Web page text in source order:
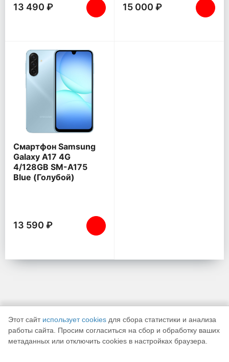
13 490 ₽ 15 000 ₽
Смартфон Samsung
Galaxy A17 4G
4/128GB SM-A175
Blue (Голубой)
13 590 ₽
К началу страницы
Этот сайт использует cookies для сбора статистики и анализа
работы сайта. Просим согласиться на сбор и обработку ваших
метаданных или отключить cookies в настройках браузера.